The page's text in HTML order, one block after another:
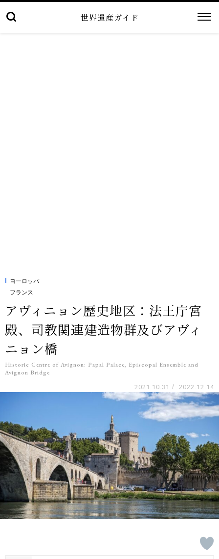
世界遺産ガイド
ヨーロッパ
フランス
アヴィニョン歴史地区：法王庁宮
殿、司教関連建造物群及びアヴィ
ニョン橋
Historic Centre of Avignon: Papal Palace, Episcopal Ensemble and
Avignon Bridge
2021.10.31 / 2022.12.14